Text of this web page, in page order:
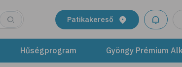
Patikakereső
Hűségprogram Gyöngy Prémium